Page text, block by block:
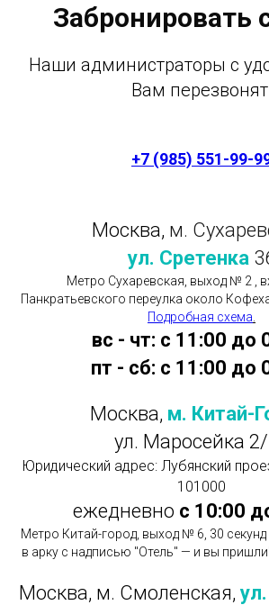
Забронировать
Наши администраторы с
Вам
+7 (985) 551-99-
Москва, м.
ул. Сретенка
Метро Сухаревская, выход № 2 ,
Панкратьевского переулка около
Подробная схема
вс - чт: с 11:00 до
пт - сб: с 11:00 до
Москва, м. Китай-
ул. Маросейка
Юридический адрес: Лубянский
101000
ежедневно с 10:00
Метро Китай-город, выход № 6, 30
в арку с надписью "Отель" — и вы пришли!
Москва, м. Смоленская,